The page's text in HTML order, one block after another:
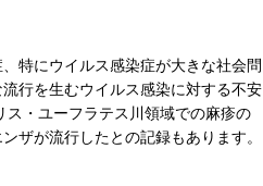
特にウイルス感染症が大きな社会問
行を生むウイルス感染に対する不安
・ユーフラテス川領域での麻疹の
ザが流行したとの記録もあります。